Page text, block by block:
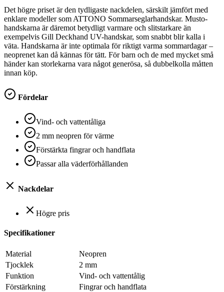
Det högre priset är den tydligaste nackdelen, särskilt jämfört med
enklare modeller som ATTONO Sommarseglarhandskar. Musto-
handskarna är däremot betydligt varmare och slitstarkare än
exempelvis Gill Deckhand UV-handskar, som snabbt blir kalla i
väta. Handskarna är inte optimala för riktigt varma sommardagar –
neoprenet kan då kännas för tätt. För barn och de med mycket små
händer kan storlekarna vara något generösa, så dubbelkolla måtten
innan köp.
Fördelar
Vind- och vattentåliga
2 mm neopren för värme
Förstärkta fingrar och handflata
Passar alla väderförhållanden
Nackdelar
Högre pris
Specifikationer
Material
Neopren
Tjocklek
2 mm
Funktion
Vind- och vattentålig
Förstärkning
Fingrar och handflata